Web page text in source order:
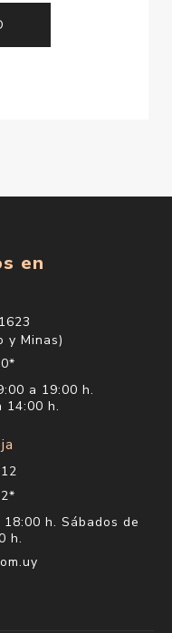
en
y Minas)
a 19:00 h.
14:00 h.
h. Sábados de
h.